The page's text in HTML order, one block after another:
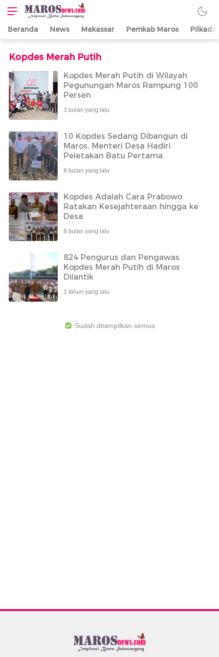
Maros News
Inspirasi Butta
Salewangang
Beranda News Makassar Pemkab Maros Pilkada
Kopdes Merah Putih
Kopdes Merah Putih di Wilayah
Pegunungan Maros Rampung 100
Persen
3 bulan yang lalu
10 Kopdes Sedang Dibangun di
Maros, Menteri Desa Hadiri
Peletakan Batu Pertama
8 bulan yang lalu
Kopdes Adalah Cara Prabowo
Ratakan Kesejahteraan hingga ke
Desa
8 bulan yang lalu
824 Pengurus dan Pengawas
Kopdes Merah Putih di Maros
Dilantik
1 tahun yang lalu
Sudah ditampilkan semua